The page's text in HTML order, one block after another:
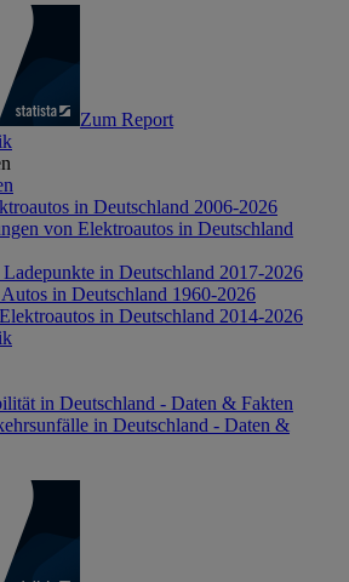
Zum Report
in Deutschland 2006-2026
von Elektroautos in Deutschland
in Deutschland 2017-2026
in Deutschland 1960-2026
in Deutschland 2014-2026
in Deutschland - Daten & Fakten
in Deutschland - Daten &